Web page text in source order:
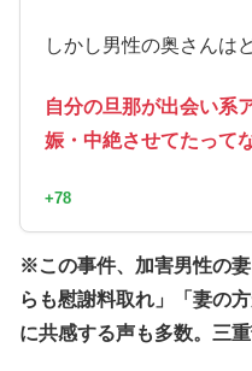
しかし男性の奥さんは
自分の旦那が出会い系
娠・中絶させてたって
+78
※この事件、加害男性の
らも慰謝料取れ」「妻の
に共感する声も多数。三